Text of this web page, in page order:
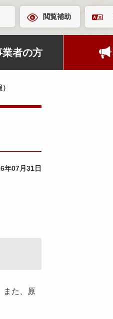
閲覧補助
業者の方
年07月31日
また、原